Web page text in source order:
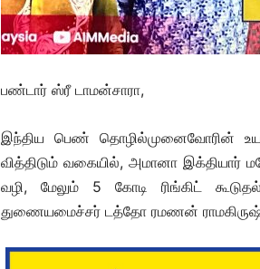
பண்டார் ஸ்ரீ டாமன்சாரா,
இந்திய பெண் தொழில்முனைவோரின்
வித்திடும் வகையில், அமானா இக்தியார்
வழி, மேலும் 5 கோடி ரிங்கிட்
துணையமைச்சர் டத்தோ ரமணன்